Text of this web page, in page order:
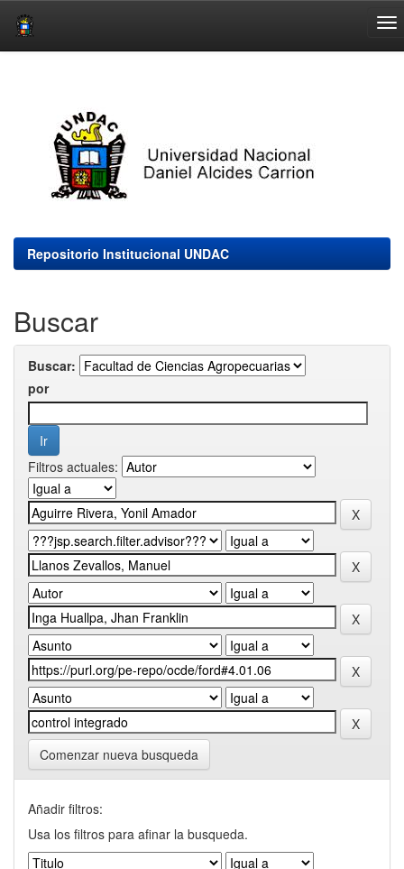
Repositorio Institucional UNDAC
Buscar
Buscar:
por
Filtros actuales:
Comenzar nueva busqueda
Añadir filtros:
Usa los filtros para afinar la busqueda.